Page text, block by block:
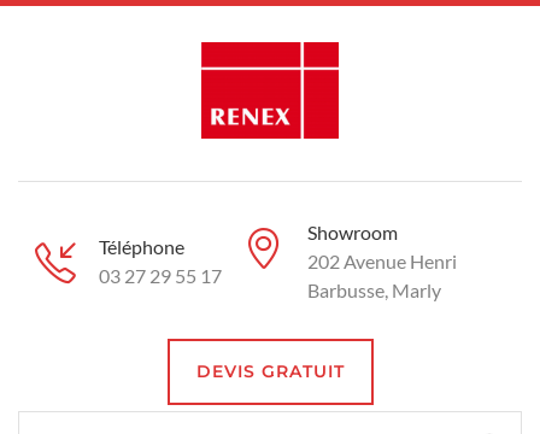
Téléphone
03 27 29 55 17
Showroom
202 Avenue Henri
Barbusse, Marly
DEVIS GRATUIT